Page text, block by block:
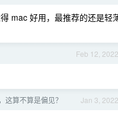
mac 好用，最推荐的还是轻
Feb 12, 2022
Jan 3, 2022
算不算是偏见？